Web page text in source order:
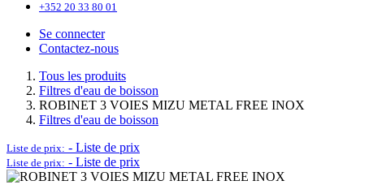
+352 20 33 80 01
Se connecter
Contactez-nous
Tous les produits
Filtres d'eau de boisson
ROBINET 3 VOIES MIZU METAL FREE INOX
Filtres d'eau de boisson
Liste de prix: - Liste de prix
Liste de prix: - Liste de prix